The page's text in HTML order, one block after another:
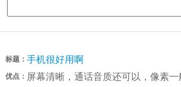
标题： 手机很好用啊
优点： 屏幕清晰，通话音质还可以，像素